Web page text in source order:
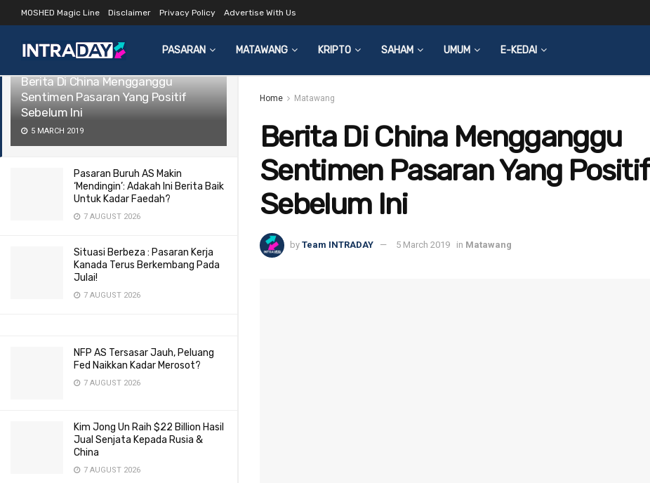
LATEST TRENDING Filter
Berita Di China Mengganggu
Sentimen Pasaran Yang Positif
Sebelum Ini
5 MARCH 2019
Pasaran Buruh AS Makin
‘Mendingin’: Adakah Ini Berita Baik
Untuk Kadar Faedah?
7 AUGUST 2026
Situasi Berbeza : Pasaran Kerja
Kanada Terus Berkembang Pada
Julai!
7 AUGUST 2026
NFP AS Tersasar Jauh, Peluang
Fed Naikkan Kadar Merosot?
7 AUGUST 2026
Kim Jong Un Raih $22 Billion Hasil
Jual Senjata Kepada Rusia &
China
7 AUGUST 2026
MOSHED Magic Line Disclaimer Privacy Policy Advertise With Us
PASARAN MATAWANG KRIPTO SAHAM UMUM E-KEDAI
Home Matawang
Berita Di China Mengganggu
Sentimen Pasaran Yang Positif
Sebelum Ini
by Team INTRADAY 5 March 2019 in Matawang